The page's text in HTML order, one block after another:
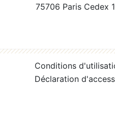
75706 Paris Cedex
Conditions
Déclaration